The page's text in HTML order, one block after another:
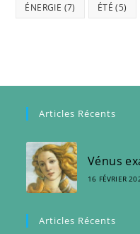
ÉNERGIE (7) ÉTÉ (5)
Articles Récents
Vénus
16 FÉVRIER
Articles Récents